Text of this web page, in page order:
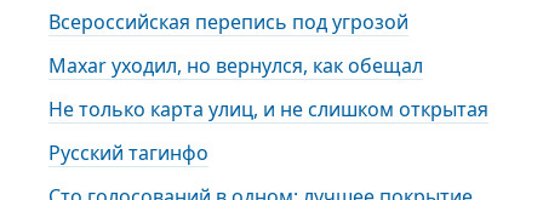
Всероссийская перепись под угрозой
Maxar уходил, но вернулся, как обещал
Не только карта улиц, и не слишком открытая
Русский тагинфо